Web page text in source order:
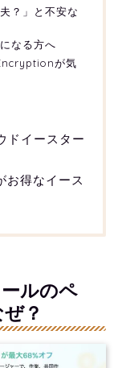
？」と不安な
なる方へ
が気
ドイースター
お得なイース
ルのペ
？